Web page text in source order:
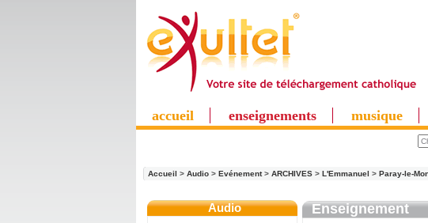
accueil enseignements musique
Accueil > Audio > Evénement> ARCHIVES > L'Emmanuel > Paray-le-
Audio Enseignement